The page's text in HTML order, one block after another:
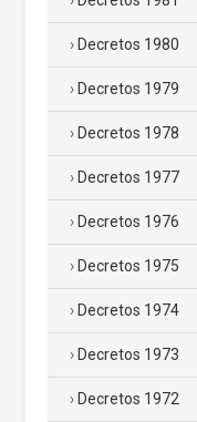
Decretos 1980
Decretos 1979
Decretos 1978
Decretos 1977
Decretos 1976
Decretos 1975
Decretos 1974
Decretos 1973
Decretos 1972